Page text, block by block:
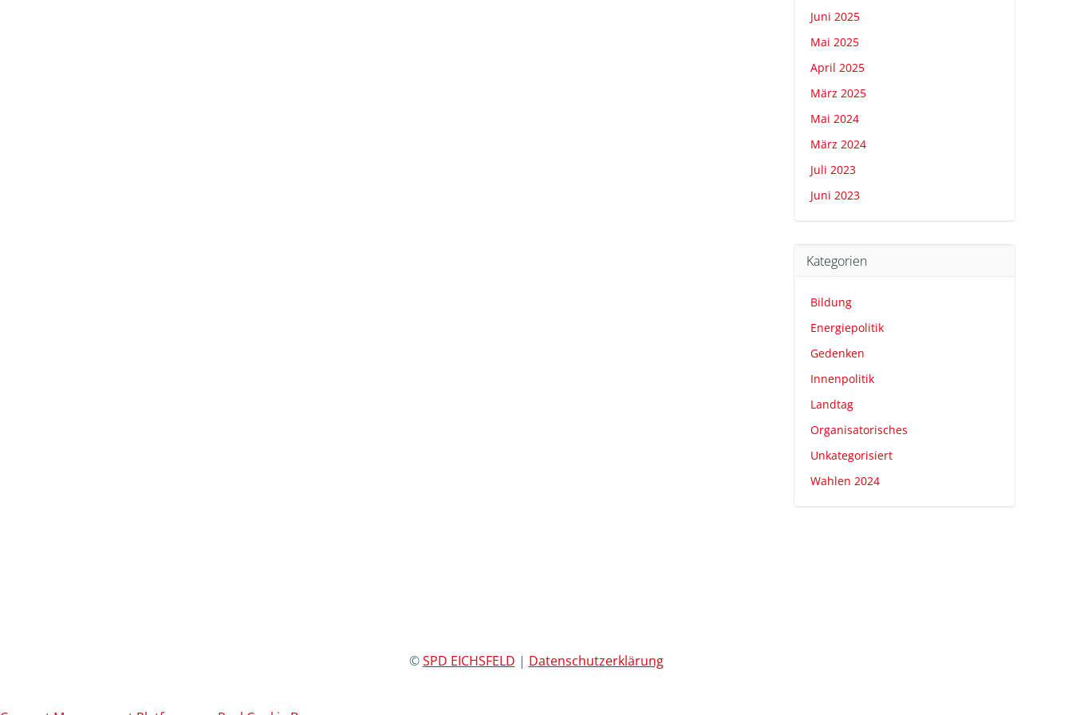
Juni 2025
Mai 2025
April 2025
März 2025
Mai 2024
März 2024
Juli 2023
Juni 2023
Kategorien
Bildung
Energiepolitik
Gedenken
Innenpolitik
Landtag
Organisatorisches
Unkategorisiert
Wahlen 2024
©SPD EICHSFELD | Datenschutzerklärung